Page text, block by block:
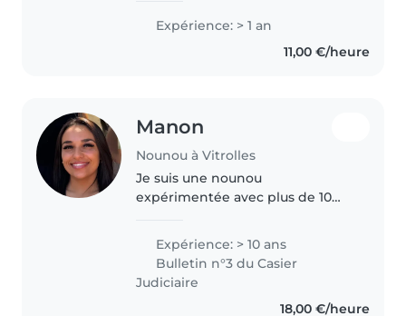
que nounou dans une agence.
J'ai eu l'occasion de garder des
enfants de différents âges,..
Expérience: > 1 an
11,00 €/heure
Manon
Nounou à Vitrolles
Je suis une nounou
expérimentée avec plus de 10
des bébés aux adolescents. Je
suis certifiée en premiers
secours et..
Expérience: > 10 ans
Bulletin n°3 du Casier
Judiciaire
18,00 €/heure